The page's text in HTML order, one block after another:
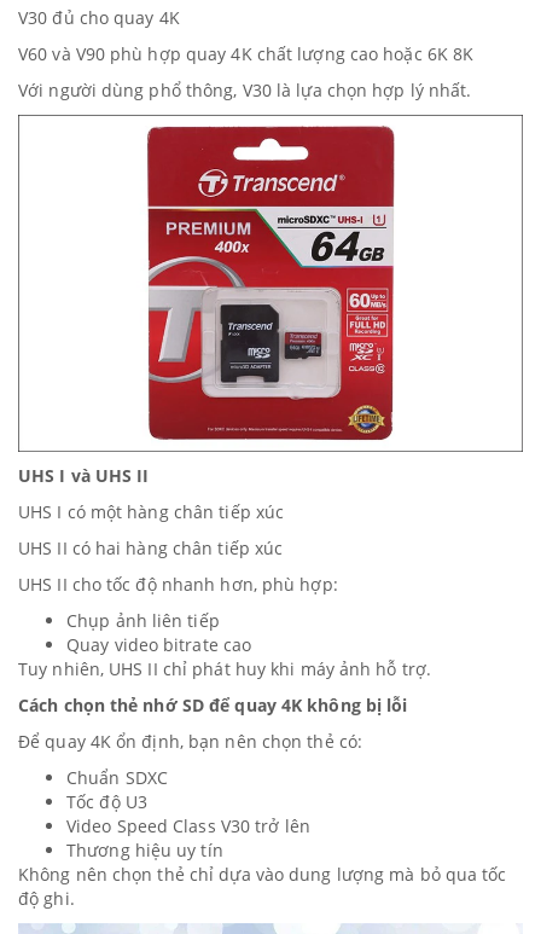
V30 đủ cho quay 4K
V60 và V90 phù hợp quay 4K chất lượng cao hoặc 6K 8K
Với người dùng phổ thông, V30 là lựa chọn hợp lý nhất.
UHS I và UHS II
UHS I có một hàng chân tiếp xúc
UHS II có hai hàng chân tiếp xúc
UHS II cho tốc độ nhanh hơn, phù hợp:
Chụp ảnh liên tiếp
Quay video bitrate cao
Tuy nhiên, UHS II chỉ phát huy khi máy ảnh hỗ trợ.
Cách chọn thẻ nhớ SD để quay 4K không bị lỗi
Để quay 4K ổn định, bạn nên chọn thẻ có:
Chuẩn SDXC
Tốc độ U3
Video Speed Class V30 trở lên
Thương hiệu uy tín
Không nên chọn thẻ chỉ dựa vào dung lượng mà bỏ qua tốc
độ ghi.